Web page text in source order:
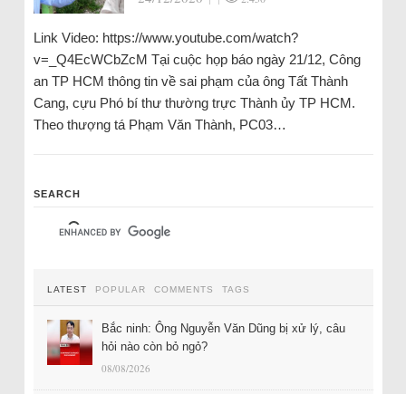
Link Video: https://www.youtube.com/watch?
v=_Q4EcWCbZcM Tại cuộc họp báo ngày 21/12, Công
an TP HCM thông tin về sai phạm của ông Tất Thành
Cang, cựu Phó bí thư thường trực Thành ủy TP HCM.
Theo thượng tá Phạm Văn Thành, PC03…
SEARCH
LATEST POPULAR COMMENTS TAGS
Bắc ninh: Ông Nguyễn Văn Dũng bị xử lý, câu
hỏi nào còn bỏ ngỏ?
08/08/2026